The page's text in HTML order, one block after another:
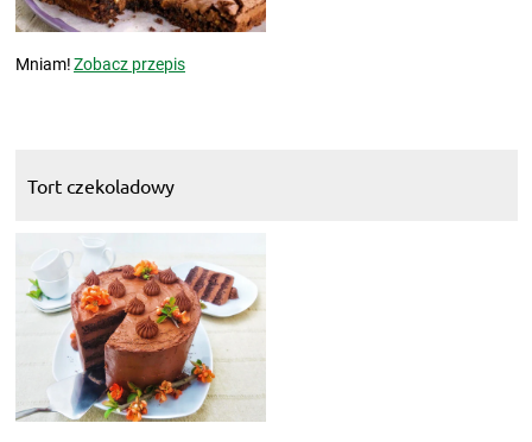
Mniam!Zobacz przepis
Tort czekoladowy